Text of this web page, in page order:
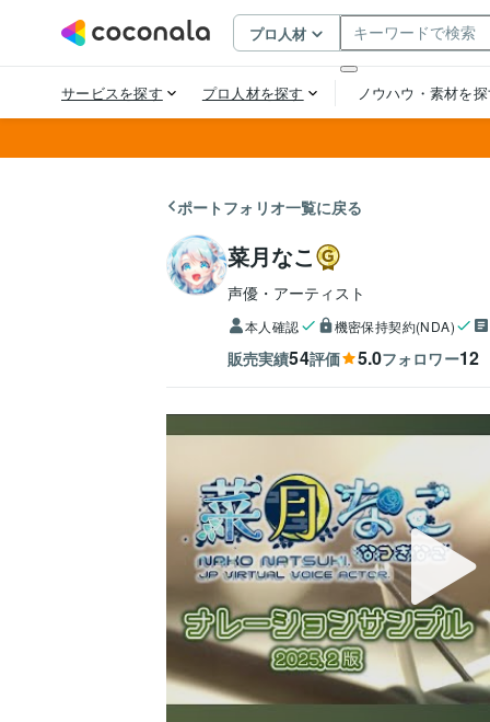
ポートフォリオ一覧に戻る
菜月なこ
声優・アーティスト
本人確認 機密保持契約(NDA)
販売実績54評価 5.0フォロワー12